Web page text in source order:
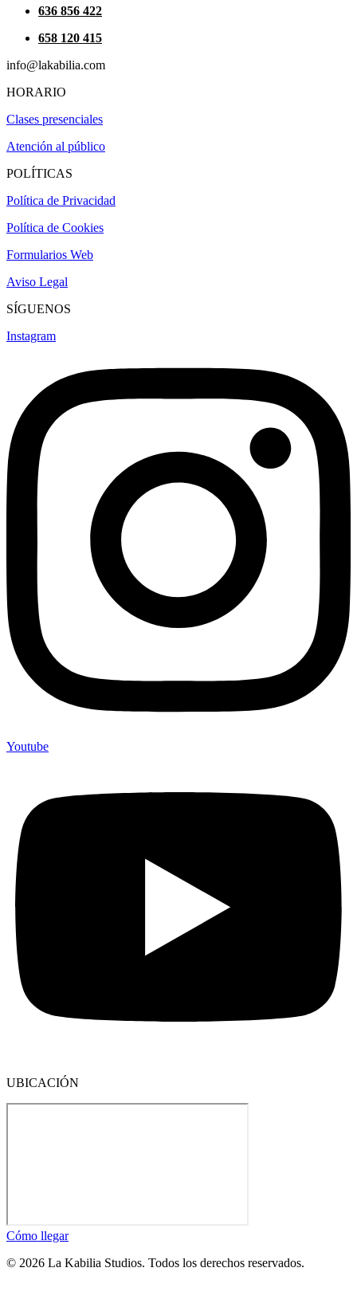
636 856 422
658 120 415
info@lakabilia.com
HORARIO
Clases presenciales
Atención al público
POLÍTICAS
Política de Privacidad
Política de Cookies
Formularios Web
Aviso Legal
SÍGUENOS
Instagram
Youtube
UBICACIÓN
Cómo llegar
© 2026 La Kabilia Studios. Todos los derechos reservados.